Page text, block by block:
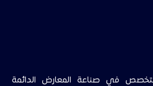
في صناعة المعارض الدائمة